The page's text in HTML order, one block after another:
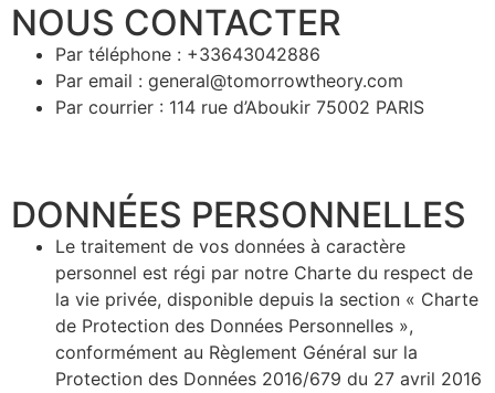
NOUS CONTACTER ​
Par téléphone : +33643042886
Par email : general@tomorrowtheory.com
Par courrier : 114 rue d’Aboukir 75002 PARIS
DONNÉES PERSONNELLES​
Le traitement de vos données à caractère
personnel est régi par notre Charte du respect de
la vie privée, disponible depuis la section « Charte
de Protection des Données Personnelles »,
conformément au Règlement Général sur la
Protection des Données 2016/679 du 27 avril 2016